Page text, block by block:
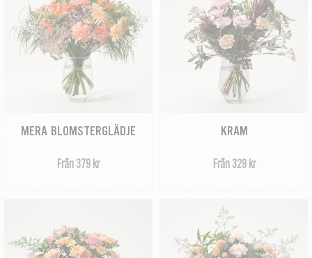
MERA BLOMSTERGLÄDJE
Från 379 kr
KRAM
Från 329 kr